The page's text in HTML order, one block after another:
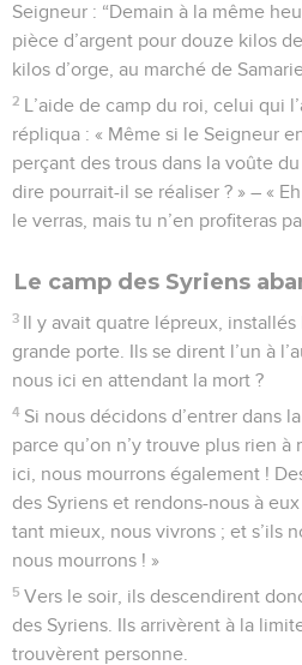
Seigneur : “Demain à la même
pièce d’argent pour douze kilos
kilos d’orge, au marché de
2 L’aide de camp du roi, celui qui
répliqua : « Même si le Seigneur
perçant des trous dans la voûte
dire pourrait-il se réaliser ? » – «
le verras, mais tu n’en profiteras
Le camp des Syriens
3 Il y avait quatre lépreux,
grande porte. Ils se dirent l’un à
nous ici en attendant la mort ?
4 Si nous décidons d’entrer dans
parce qu’on n’y trouve plus rien à
ici, nous mourrons également !
des Syriens et rendons-nous à eux
tant mieux, nous vivrons ; et s’ils
nous mourrons ! »
5 Vers le soir, ils descendirent
des Syriens. Ils arrivèrent à la
trouvèrent personne.